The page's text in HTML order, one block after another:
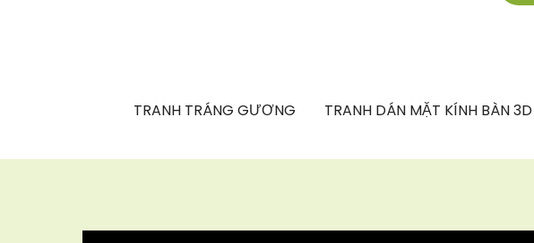
TRANH TRÁNG GƯƠNG TRANH DÁN MẶT KÍNH BÀN 3D